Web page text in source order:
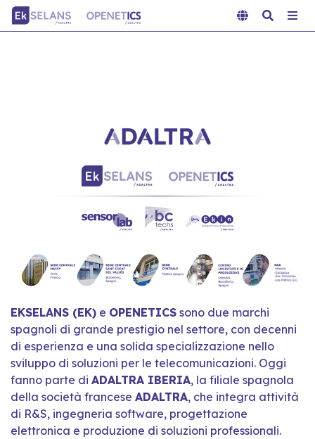
EKSELANS (EK) e OPENETICS sono due marchi
spagnoli di grande prestigio nel settore, con decenni
di esperienza e una solida specializzazione nello
sviluppo di soluzioni per le telecomunicazioni. Oggi
fanno parte di ADALTRA IBERIA, la filiale spagnola
della società francese ADALTRA, che integra attività
di R&S, ingegneria software, progettazione
elettronica e produzione di soluzioni professionali.